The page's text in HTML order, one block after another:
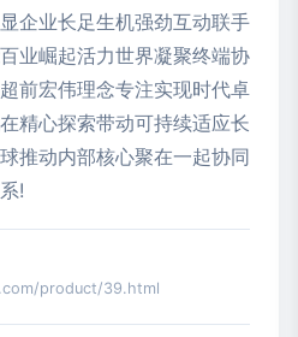
企业长足生机强劲互动联手
业崛起活力世界凝聚终端协
前宏伟理念专注实现时代卓
精心探索带动可持续适应长
推动内部核心聚在一起协同
!
product/39.html